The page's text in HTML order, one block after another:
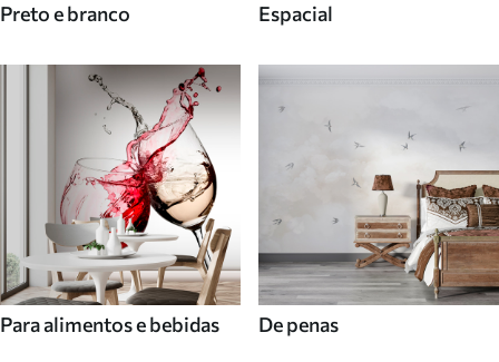
Preto e branco Espacial
Para alimentos e bebidas De penas